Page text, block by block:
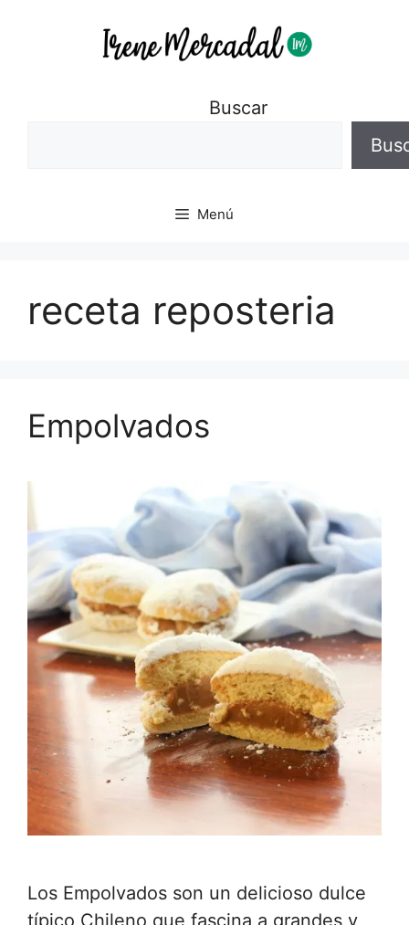
Buscar
Menú
receta reposteria
Empolvados
Los Empolvados son un delicioso dulce
típico Chileno que fascina a grandes y